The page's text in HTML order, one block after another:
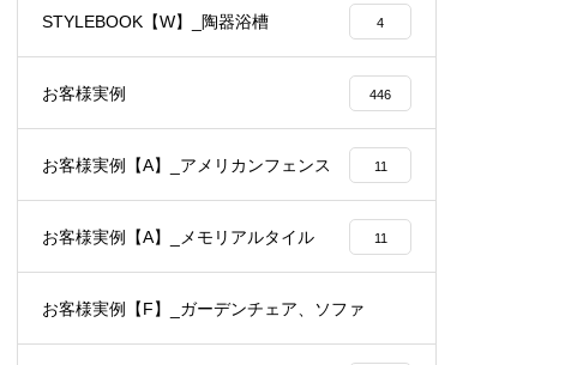
STYLEBOOK【W】_陶器浴槽 4
お客様実例 446
お客様実例【A】_アメリカンフェンス 11
お客様実例【A】_メモリアルタイル 11
お客様実例【F】_ガーデンチェア、ソファ